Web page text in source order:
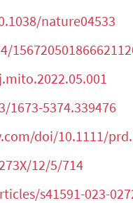
nature04533
5374.339476
doi/10.1111/
12/5/714
s41591-023-